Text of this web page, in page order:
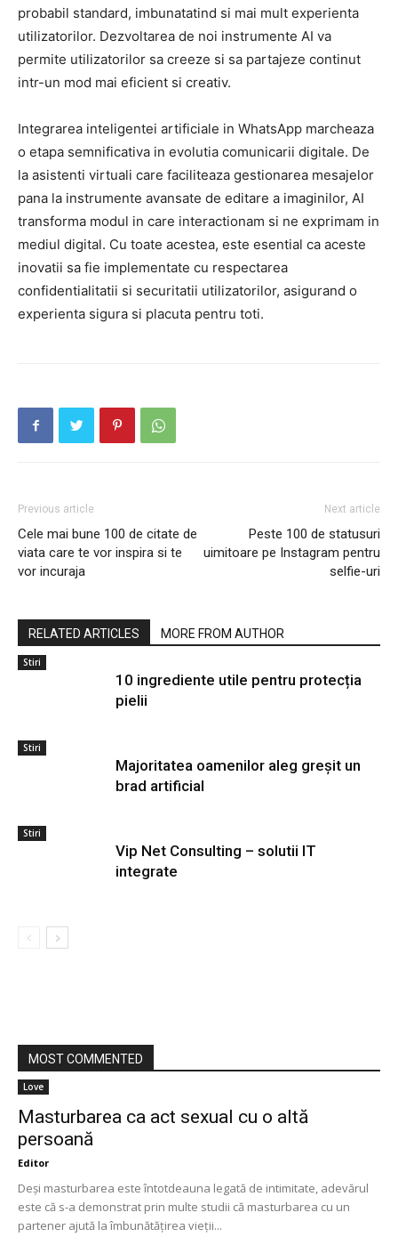
probabil standard, imbunatatind si mai mult experienta
utilizatorilor. Dezvoltarea de noi instrumente AI va
permite utilizatorilor sa creeze si sa partajeze continut
intr-un mod mai eficient si creativ.
Integrarea inteligentei artificiale in WhatsApp marcheaza
o etapa semnificativa in evolutia comunicarii digitale. De
la asistenti virtuali care faciliteaza gestionarea mesajelor
pana la instrumente avansate de editare a imaginilor, AI
transforma modul in care interactionam si ne exprimam in
mediul digital. Cu toate acestea, este esential ca aceste
inovatii sa fie implementate cu respectarea
confidentialitatii si securitatii utilizatorilor, asigurand o
experienta sigura si placuta pentru toti.
Previous article
Cele mai bune 100 de citate de
viata care te vor inspira si te
vor incuraja
Next article
Peste 100 de statusuri
uimitoare pe Instagram pentru
selfie-uri
RELATED ARTICLES MORE FROM AUTHOR
Stiri
10 ingrediente utile pentru protecția
pielii
Stiri
Majoritatea oamenilor aleg greșit un
brad artificial
Stiri
Vip Net Consulting – solutii IT
integrate
MOST COMMENTED
Love
Masturbarea ca act sexual cu o altă
persoană
Editor
Deși masturbarea este întotdeauna legată de intimitate, adevărul
este că s-a demonstrat prin multe studii că masturbarea cu un
partener ajută la îmbunătățirea vieții...